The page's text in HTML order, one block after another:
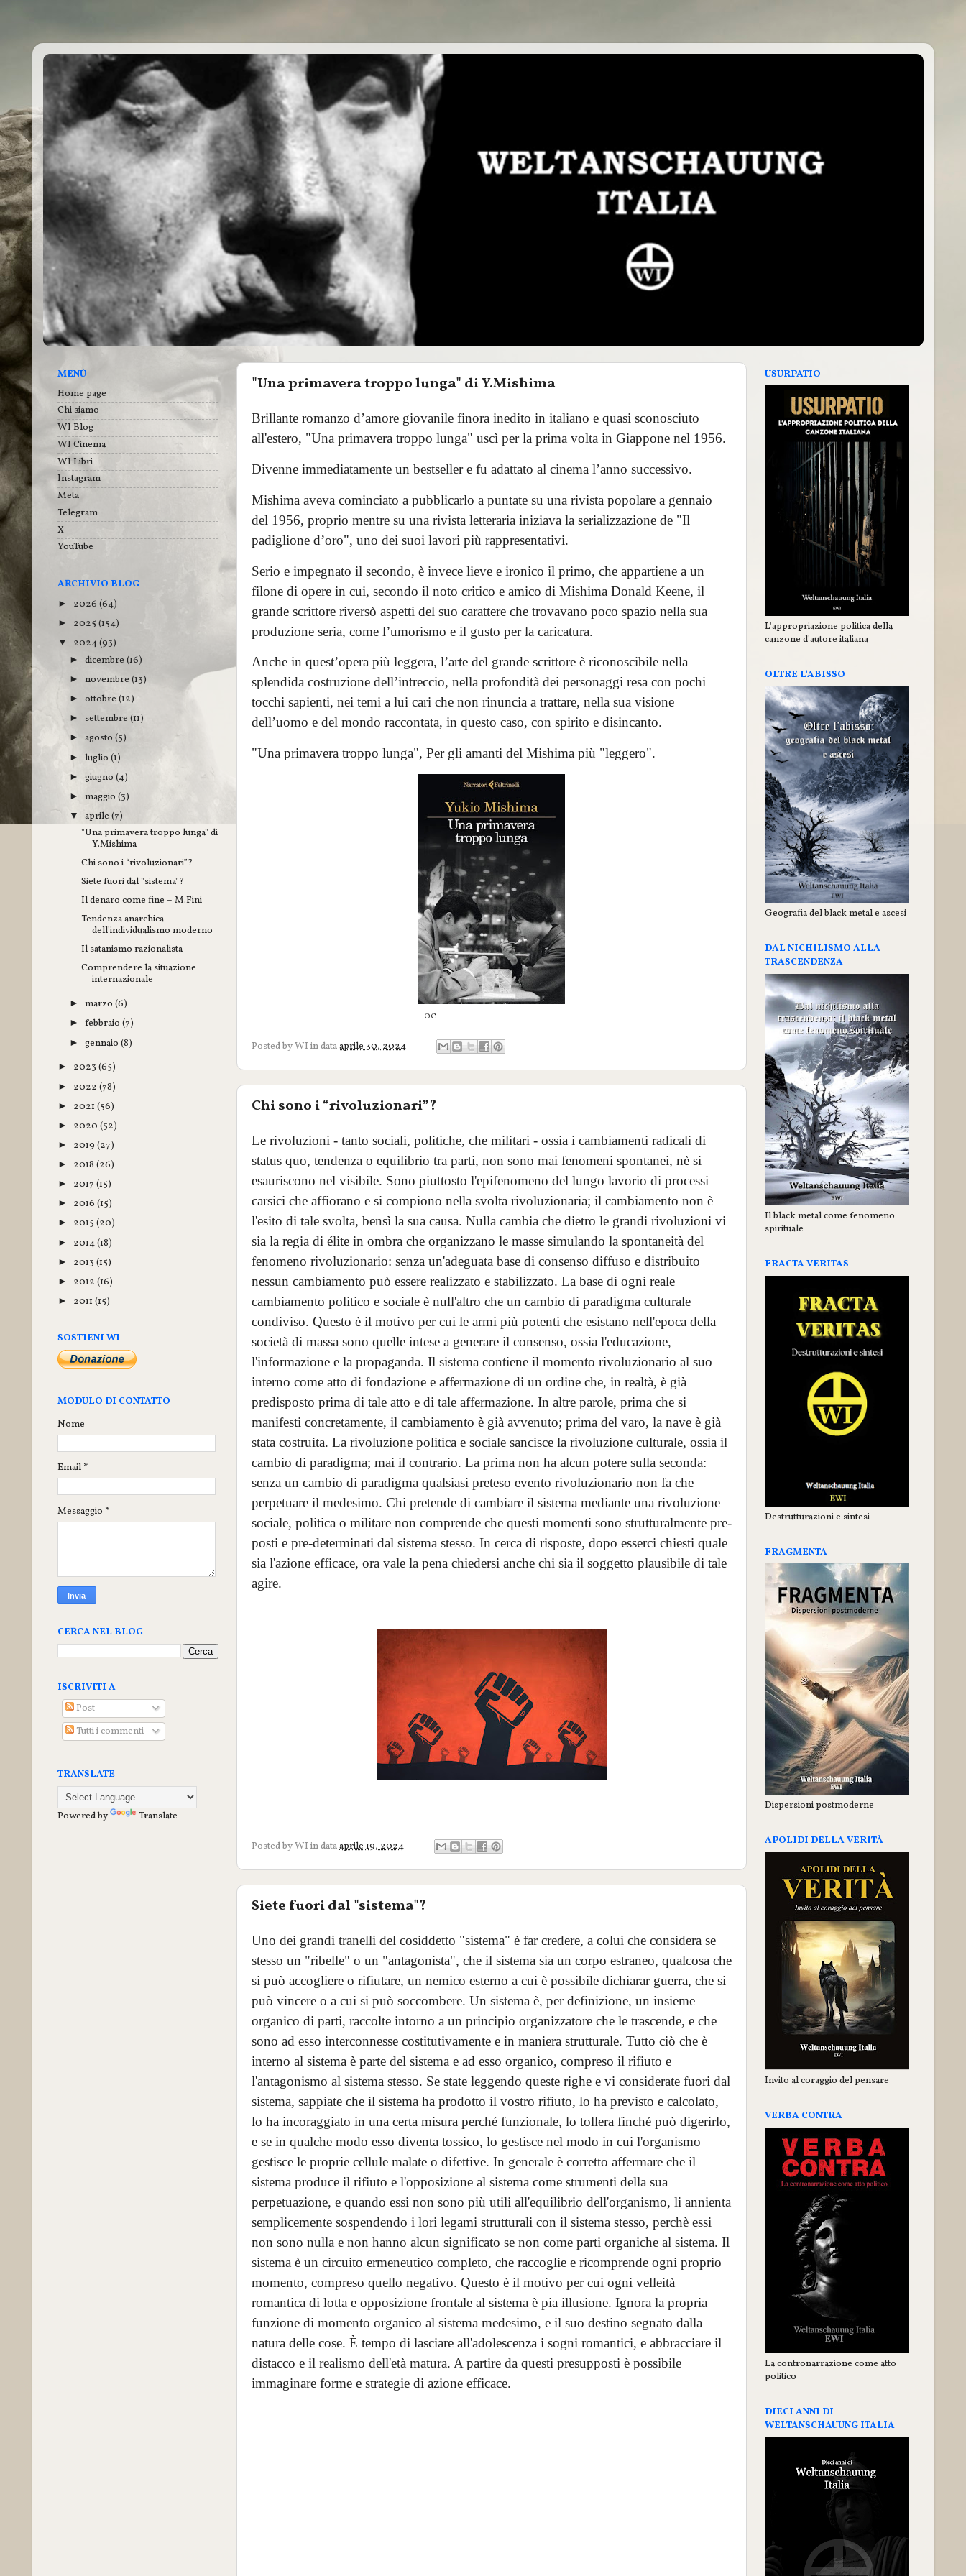
"Una primavera troppo lunga" di Y.Mishima
Brillante romanzo d’amore giovanile finora inedito in italiano e quasi sconosciuto
all'estero, "Una primavera troppo lunga" uscì per la prima volta in Giappone nel 1956.
Divenne immediatamente un bestseller e fu adattato al cinema l’anno successivo.
Mishima aveva cominciato a pubblicarlo a puntate su una rivista popolare a gennaio
del 1956, proprio mentre su una rivista letteraria iniziava la serializzazione de "Il
padiglione d’oro", uno dei suoi lavori più rappresentativi.
Serio e impegnato il secondo, è invece lieve e ironico il primo, che appartiene a un
filone di opere in cui, secondo il noto critico e amico di Mishima Donald Keene, il
grande scrittore riversò aspetti del suo carattere che trovavano poco spazio nella sua
produzione seria, come l’umorismo e il gusto per la caricatura.
Anche in quest’opera più leggera, l’arte del grande scrittore è riconoscibile nella
splendida costruzione dell’intreccio, nella profondità dei personaggi resa con pochi
tocchi sapienti, nei temi a lui cari che non rinuncia a trattare, nella sua visione
dell’uomo e del mondo raccontata, in questo caso, con spirito e disincanto.
"Una primavera troppo lunga", Per gli amanti del Mishima più "leggero".
OC
Posted byWI in dataaprile 30, 2024
Chi sono i “rivoluzionari”?
Le rivoluzioni - tanto sociali, politiche, che militari - ossia i cambiamenti radicali di
status quo, tendenza o equilibrio tra parti, non sono mai fenomeni spontanei, nè si
esauriscono nel visibile. Sono piuttosto l'epifenomeno del lungo lavorio di processi
carsici che affiorano e si compiono nella svolta rivoluzionaria; il cambiamento non è
l'esito di tale svolta, bensì la sua causa. Nulla cambia che dietro le grandi rivoluzioni vi
sia la regia di élite in ombra che organizzano le masse simulando la spontaneità del
fenomeno rivoluzionario: senza un'adeguata base di consenso diffuso e distribuito
nessun cambiamento può essere realizzato e stabilizzato. La base di ogni reale
cambiamento politico e sociale è null'altro che un cambio di paradigma culturale
condiviso. Questo è il motivo per cui le armi più potenti che esistano nell'epoca della
società di massa sono quelle intese a generare il consenso, ossia l'educazione,
l'informazione e la propaganda. Il sistema contiene il momento rivoluzionario al suo
interno come atto di fondazione e affermazione di un ordine che, in realtà, è già
predisposto prima di tale atto e di tale affermazione. In altre parole, prima che si
manifesti concretamente, il cambiamento è già avvenuto; prima del varo, la nave è già
stata costruita. La rivoluzione politica e sociale sancisce la rivoluzione culturale, ossia il
cambio di paradigma; mai il contrario. La prima non ha alcun potere sulla seconda:
senza un cambio di paradigma qualsiasi preteso evento rivoluzionario non fa che
perpetuare il medesimo. Chi pretende di cambiare il sistema mediante una rivoluzione
sociale, politica o militare non comprende che questi momenti sono strutturalmente pre-
posti e pre-determinati dal sistema stesso. In cerca di risposte, dopo esserci chiesti quale
sia l'azione efficace, ora vale la pena chiedersi anche chi sia il soggetto plausibile di tale
agire.
Posted byWI in dataaprile 19, 2024
Siete fuori dal "sistema"?
Uno dei grandi tranelli del cosiddetto "sistema" è far credere, a colui che considera se
stesso un "ribelle" o un "antagonista", che il sistema sia un corpo estraneo, qualcosa che
si può accogliere o rifiutare, un nemico esterno a cui è possibile dichiarar guerra, che si
può vincere o a cui si può soccombere. Un sistema è, per definizione, un insieme
organico di parti, raccolte intorno a un principio organizzatore che le trascende, e che
sono ad esso interconnesse costitutivamente e in maniera strutturale. Tutto ciò che è
interno al sistema è parte del sistema e ad esso organico, compreso il rifiuto e
l'antagonismo al sistema stesso. Se state leggendo queste righe e vi considerate fuori dal
sistema, sappiate che il sistema ha prodotto il vostro rifiuto, lo ha previsto e calcolato,
lo ha incoraggiato in una certa misura perché funzionale, lo tollera finché può digerirlo,
e se in qualche modo esso diventa tossico, lo gestisce nel modo in cui l'organismo
gestisce le proprie cellule malate o difettive. In generale è corretto affermare che il
sistema produce il rifiuto e l'opposizione al sistema come strumenti della sua
perpetuazione, e quando essi non sono più utili all'equilibrio dell'organismo, li annienta
semplicemente sospendendo i lori legami strutturali con il sistema stesso, perchè essi
non sono nulla e non hanno alcun significato se non come parti organiche al sistema. Il
sistema è un circuito ermeneutico completo, che raccoglie e ricomprende ogni proprio
momento, compreso quello negativo. Questo è il motivo per cui ogni velleità
romantica di lotta e opposizione frontale al sistema è pia illusione. Ignora la propria
funzione di momento organico al sistema medesimo, e il suo destino segnato dalla
natura delle cose. È tempo di lasciare all'adolescenza i sogni romantici, e abbracciare il
distacco e il realismo dell'età matura. A partire da questi presupposti è possibile
immaginare forme e strategie di azione efficace.
MENÙ
Home page
Chi siamo
WI Blog
WI Cinema
WI Libri
Instagram
Meta
Telegram
X
YouTube
ARCHIVIO BLOG
► 2026 (64)
► 2025 (154)
▼ 2024(93)
► dicembre (16)
► novembre (13)
► ottobre (12)
► settembre (11)
► agosto (5)
► luglio (1)
► giugno (4)
► maggio (3)
▼ aprile (7)
"Una primavera troppo lunga" di
Y.Mishima
Chi sono i “rivoluzionari”?
Siete fuori dal "sistema"?
Il denaro come fine – M.Fini
Tendenza anarchica
dell'individualismo moderno
Il satanismo razionalista
Comprendere la situazione
internazionale
► marzo (6)
► febbraio (7)
► gennaio (8)
► 2023 (65)
► 2022 (78)
► 2021 (56)
► 2020 (52)
► 2019 (27)
► 2018 (26)
► 2017 (15)
► 2016 (15)
► 2015 (20)
► 2014(18)
► 2013 (15)
► 2012 (16)
► 2011 (15)
SOSTIENI WI
MODULO DI CONTATTO
Nome
Email *
Messaggio *
CERCA NEL BLOG
ISCRIVITI A
Post
Tutti i commenti
TRANSLATE
Powered by Translate
USURPATIO
L'appropriazione politica della
canzone d'autore italiana
OLTRE L'ABISSO
Geografia del black metal e ascesi
DAL NICHILISMO ALLA
TRASCENDENZA
Il black metal come fenomeno
spirituale
FRACTA VERITAS
Destrutturazioni e sintesi
FRAGMENTA
Dispersioni postmoderne
APOLIDI DELLA VERITÀ
Invito al coraggio del pensare
VERBA CONTRA
La contronarrazione come atto
politico
DIECI ANNI DI
WELTANSCHAUUNG ITALIA